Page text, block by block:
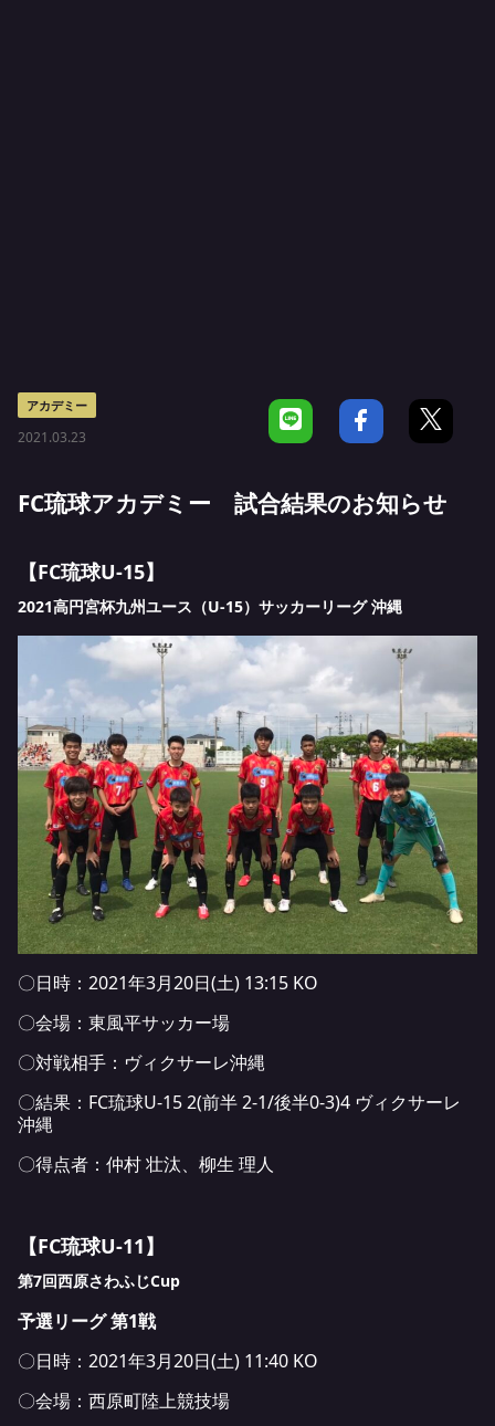
アカデミー
2021.03.23
FC琉球アカデミー 試合結果のお知らせ
【FC琉球U-15】
2021高円宮杯九州ユース（U-15）サッカーリーグ 沖縄
〇日時：2021年3月20日(土) 13:15 KO
〇会場：東風平サッカー場
〇対戦相手：ヴィクサーレ沖縄
〇結果：FC琉球U-15 2(前半 2-1/後半0-3)4 ヴィクサーレ
沖縄
〇得点者：仲村 壮汰、柳生 理人
【FC琉球U-11】
第7回西原さわふじCup
予選リーグ 第1戦
〇日時：2021年3月20日(土) 11:40 KO
〇会場：西原町陸上競技場